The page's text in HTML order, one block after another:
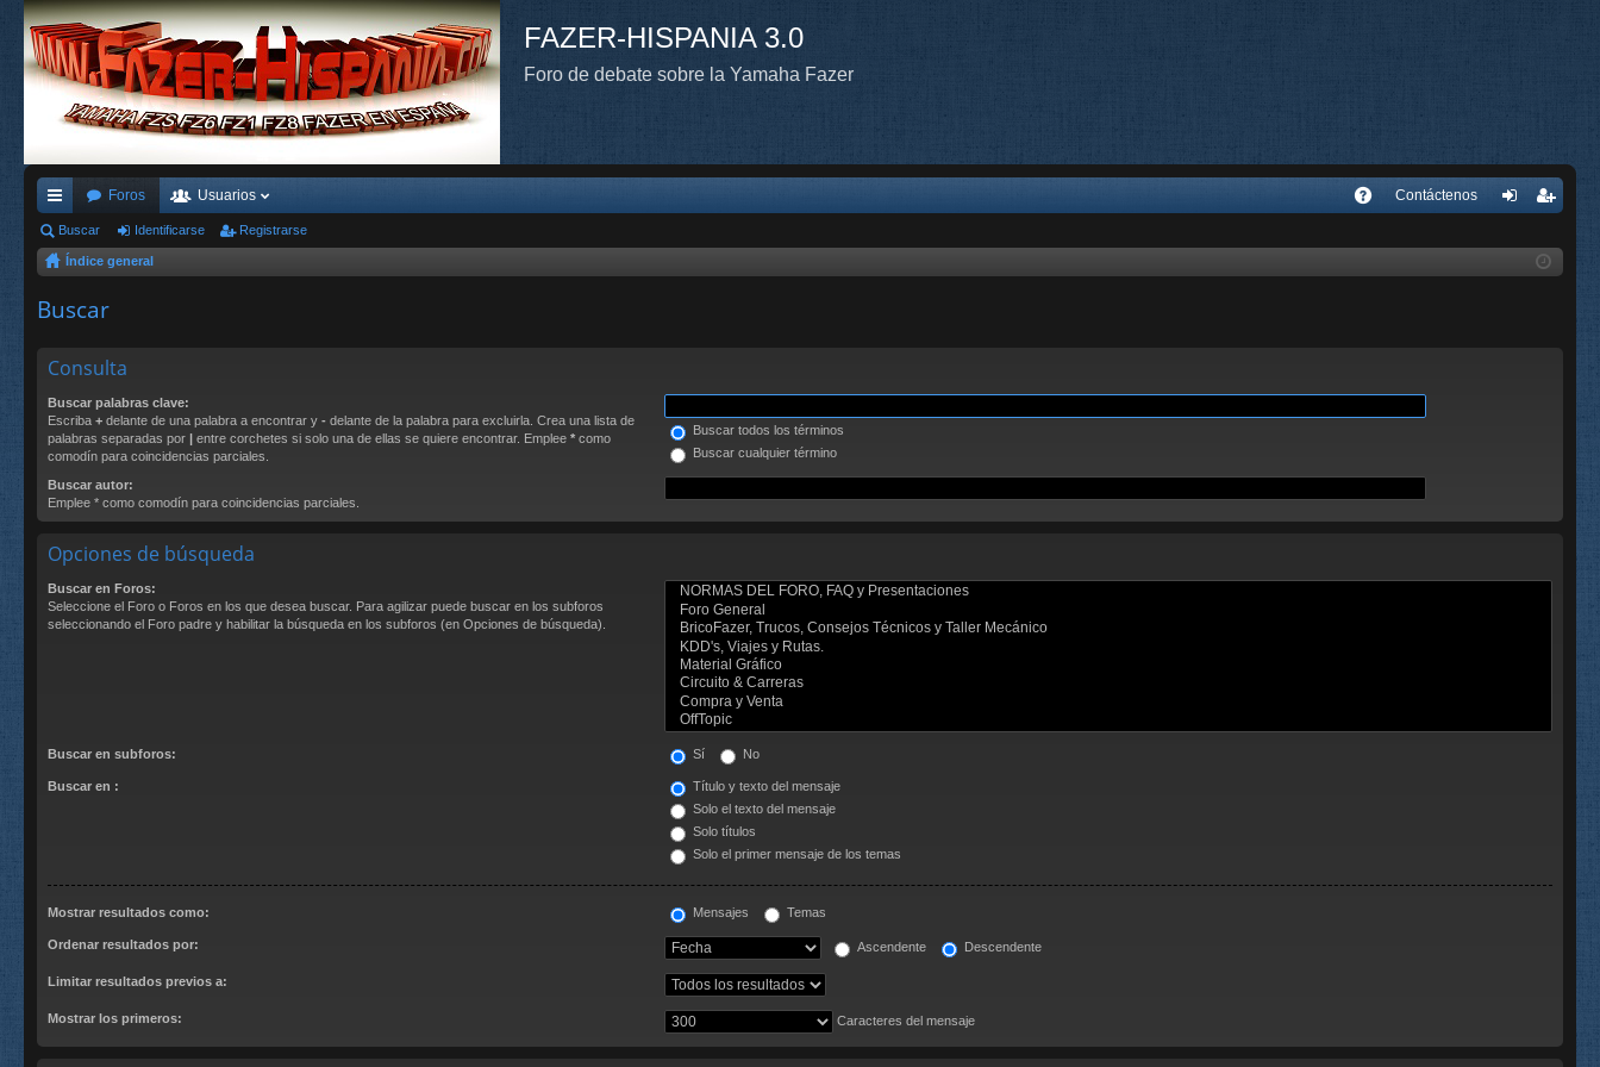
FAZER-HISPANIA 3.0
Foro de debate sobre la Yamaha Fazer
nl
ac
es
pi
do
s
Foros Usuarios Contáctenos
ist
Buscar Identificarse Registrarse
Índice general
Buscar
Consulta
Buscar palabras clave:
Escriba + delante de una palabra a encontrar y - delante de la palabra para excluirla. Crea una lista de
palabras separadas por | entre corchetes si solo una de ellas se quiere encontrar. Emplee * como
comodín para coincidencias parciales.
Buscar todos los términos
Buscar cualquier término
Buscar autor:
Emplee * como comodín para coincidencias parciales.
Opciones de búsqueda
Buscar en Foros:
Seleccione el Foro o Foros en los que desea buscar. Para agilizar puede buscar en los subforos
seleccionando el Foro padre y habilitar la búsqueda en los subforos (en Opciones de búsqueda).
Buscar en subforos: Sí No
Buscar en :
Título y texto del mensaje
Solo el texto del mensaje
Solo títulos
Solo el primer mensaje de los temas
Mostrar resultados como: Mensajes Temas
Ordenar resultados por: Ascendente Descendente
Limitar resultados previos a:
Mostrar los primeros: Caracteres del mensaje